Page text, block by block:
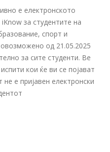
е електронското
за студентите на
спорт и
од 21.05.2025
за сите студенти. Ве
кои ќе ви се појават
е пријавен електронски